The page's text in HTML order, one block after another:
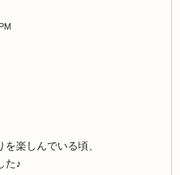
楽しんでいる頃、
た♪